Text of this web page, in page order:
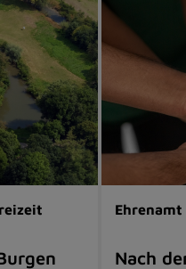
Ehrenamt
Nach